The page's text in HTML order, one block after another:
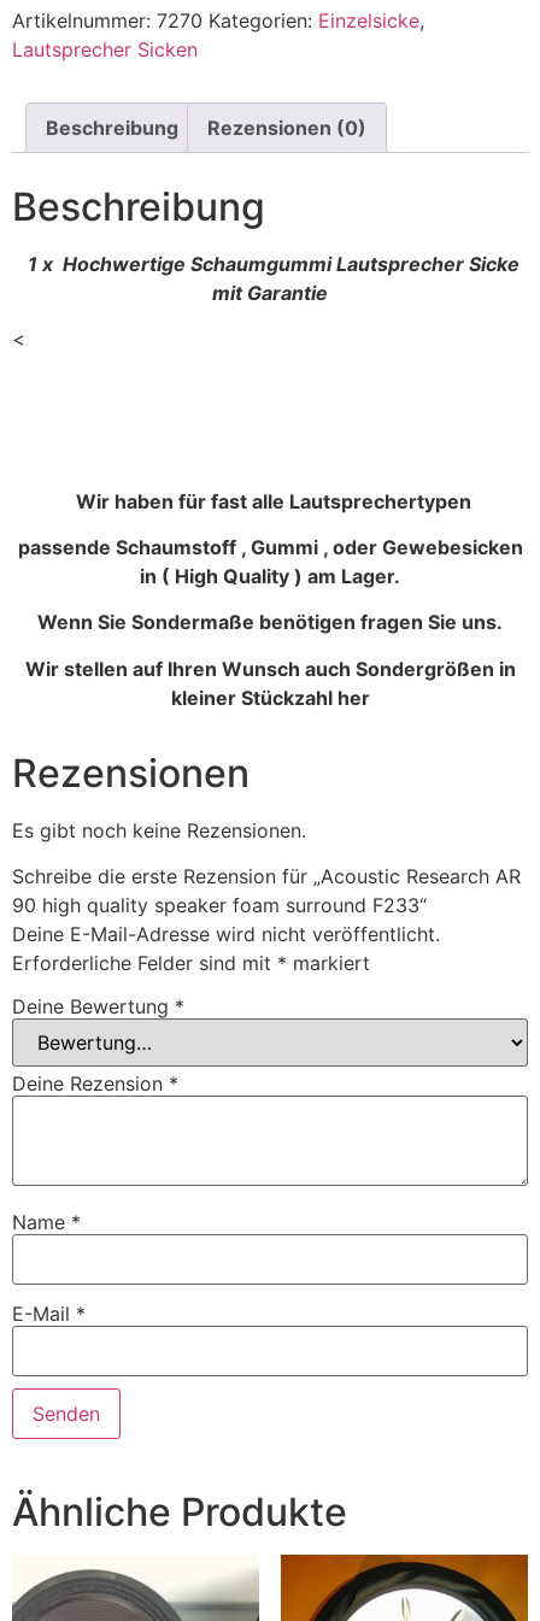
Artikelnummer: 7270 Kategorien: Einzelsicke,
Lautsprecher Sicken
Beschreibung Rezensionen (0)
Beschreibung
1 x Hochwertige Schaumgummi Lautsprecher Sicke
mit Garantie
<
Wir haben für fast alle Lautsprechertypen
passende Schaumstoff , Gummi , oder Gewebesicken
in ( High Quality ) am Lager.
Wenn Sie Sondermaße benötigen fragen Sie uns.
Wir stellen auf Ihren Wunsch auch Sondergrößen in
kleiner Stückzahl her
Rezensionen
Es gibt noch keine Rezensionen.
Schreibe die erste Rezension für „Acoustic Research AR
90 high quality speaker foam surround F233“
Deine E-Mail-Adresse wird nicht veröffentlicht.
Erforderliche Felder sind mit * markiert
Deine Bewertung *
Deine Rezension *
Name *
E-Mail *
Ähnliche Produkte